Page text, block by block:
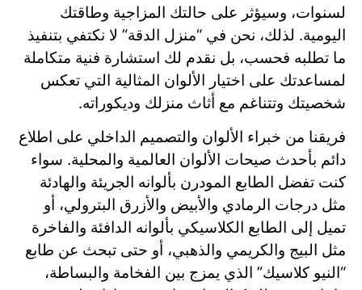
لسنوات، وسيؤثر على حالتك المزاجية وطاقتك
اليومية. لذلك، نحن في “منزل الدقة” لا نكتفي بتنفيذ
ما تطلبه فحسب، بل نقدم لك استشارة فنية متكاملة
لمساعدتك على اختيار الألوان المثالية التي تعكس
شخصيتك وتتناغم مع أثاث منزلك وديكوراته.
فريقنا من خبراء الألوان والتصميم الداخلي على اطلاع
دائم بأحدث صيحات الألوان العالمية والمحلية. سواء
كنت تفضل الطابع المودرن بألوانه الجريئة والهادئة
مثل درجات الرمادي والأبيض والأزرق البترولي، أو
تميل إلى الطابع الكلاسيكي بألوانه الدافئة والفاخرة
مثل البيج والكريمي والذهبي، أو حتى تبحث عن طابع
“النيو كلاسيك” الذي يمزج بين الفخامة والبساطة،